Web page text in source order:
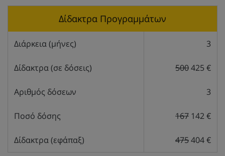
Δίδακτρα Προγραμμάτων
Διάρκεια (μήνες) 3
Δίδακτρα (σε δόσεις) 500425 €
Αριθμός δόσεων 3
Ποσό δόσης 167 142 €
Δίδακτρα (εφάπαξ) 475404 €